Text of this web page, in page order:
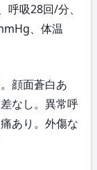
呼吸28回/分、
、体温
顔面蒼白あ
なし。異常呼
あり。外傷な